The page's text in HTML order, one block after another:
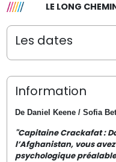
LE LONG
Les dates
Information
De Daniel Keene / Sofia
"Capitaine Crackafat :
l’Afghanistan, vous
psychologique